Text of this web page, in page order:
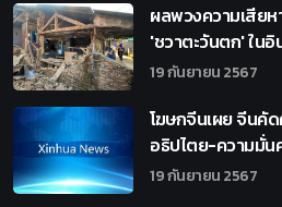
ผลพวงความเสีย
'ชวาตะวันตก' ในอิ
19 กันยายน 2567
โฆษกจีนเผย จีนคั
อธิปไตย-ความมั่น
19 กันยายน 2567